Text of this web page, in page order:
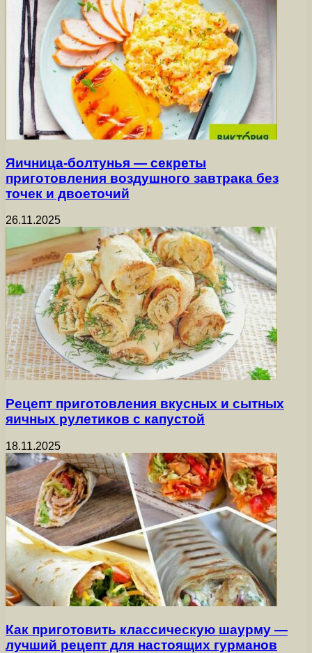
Яичница-болтунья — секреты
приготовления воздушного завтрака без
точек и двоеточий
26.11.2025
Рецепт приготовления вкусных и сытных
яичных рулетиков с капустой
18.11.2025
Как приготовить классическую шаурму —
лучший рецепт для настоящих гурманов